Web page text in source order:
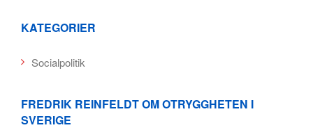
KATEGORIER
Socialpolitik
FREDRIK REINFELDT OM OTRYGGHETEN I
SVERIGE